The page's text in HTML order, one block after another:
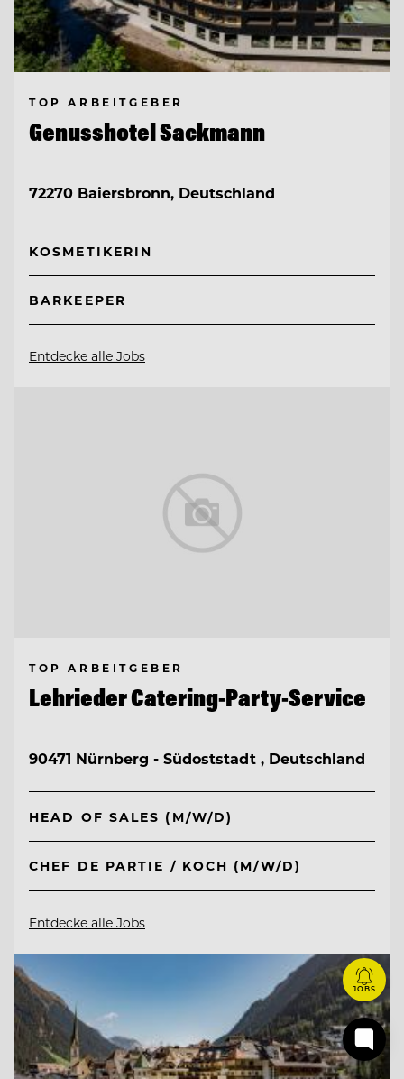
TOP ARBEITGEBER
Genusshotel Sackmann
72270 Baiersbronn, Deutschland
KOSMETIKERIN
BARKEEPER
Entdecke alle Jobs
TOP ARBEITGEBER
Lehrieder Catering-Party-Service
90471 Nürnberg - Südoststadt , Deutschland
HEAD OF SALES (M/W/D)
CHEF DE PARTIE / KOCH (M/W/D)
Entdecke alle Jobs
JOBS